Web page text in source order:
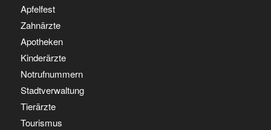
Apfelfest
Zahnärzte
Apotheken
Kinderärzte
Notrufnummern
Stadtverwaltung
Tierärzte
Tourismus